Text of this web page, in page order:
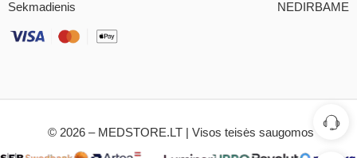
Sekmadienis NEDIRBAME
© 2026 – MEDSTORE.LT | Visos teisės saugomos